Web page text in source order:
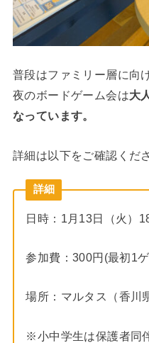
普段はファミリー層に向
夜のボードゲーム会は大
なっています。
詳細は以下をご確認くだ
詳細
日時：1月13日（火）
参加費：300円(最初1
場所：マルタス（香川
※小中学生は保護者同